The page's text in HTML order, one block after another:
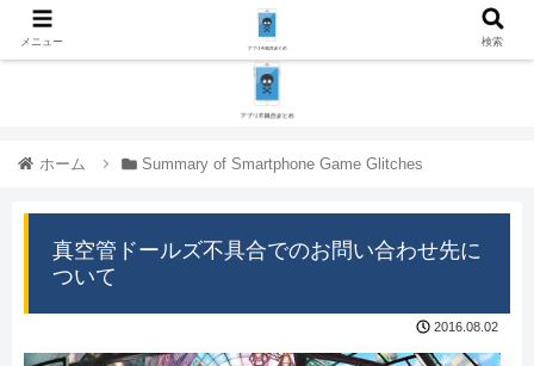
ホーム Summary of Smartphone Game Glitches
真空管ドールズ不具合でのお問い合わせ先に
ついて
2016.08.02
メニュー 検索